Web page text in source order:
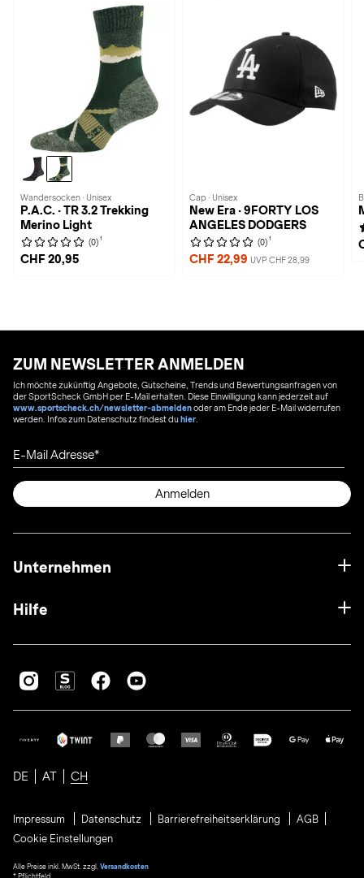
Wandersocken · Unisex
P.A.C. · TR 3.2 Trekking
Merino Light
(0) 1
CHF 20,95
Cap · Unisex
New Era · 9FORTY LOS
ANGELES DODGERS
(0) 1
CHF 22,99 UVP CHF 28,99
ZUM NEWSLETTER ANMELDEN
Ich möchte zukünftig Angebote, Gutscheine, Trends und Bewertungsanfragen von
der SportScheck GmbH per E-Mail erhalten. Diese Einwilligung kann jederzeit auf
www.sportscheck.ch/newsletter-abmeldenoder am Ende jeder E-Mail widerrufen
werden. Infos zum Datenschutz findest duhier
E-Mail Adresse
Anmelden
Unternehmen
Hilfe
DE AT CH
Impressum Datenschutz Barrierefreiheitserklärung
AGB
Cookie Einstellungen
Alle Preise inkl. MwSt. zzgl. Versandkosten
* Pflichtfeld